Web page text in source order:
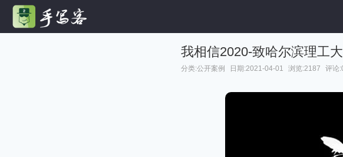
我相信2020-致哈尔滨理工
分类:公开案例 日期:2021-04-01 浏览:2187 评论